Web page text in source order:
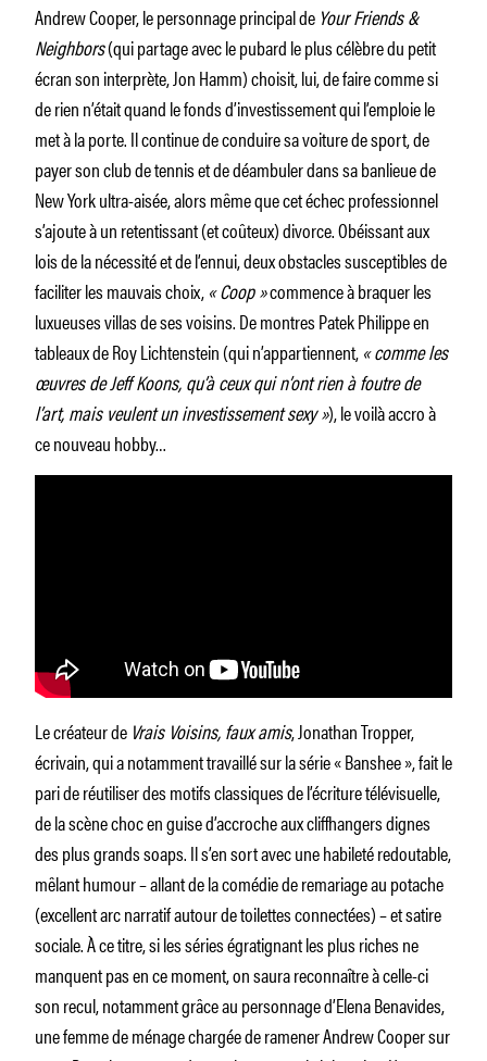
Andrew Cooper, le personnage principal de Your Friends &
Neighbors(qui partage avec le pubard le plus célèbre du petit
écran son interprète, Jon Hamm) choisit, lui, de faire comme si
de rien n’était quand le fonds d’investissement qui l’emploie le
met à la porte. Il continue de conduire sa voiture de sport, de
payer son club de tennis et de déambuler dans sa banlieue de
New York ultra-aisée, alors même que cet échec professionnel
s’ajoute à un retentissant (et coûteux) divorce. Obéissant aux
lois de la nécessité et de l’ennui, deux obstacles susceptibles de
faciliter les mauvais choix,« Coop »commence à braquer les
luxueuses villas de ses voisins. De montres Patek Philippe en
tableaux de Roy Lichtenstein (qui n’appartiennent,« comme les
œuvres de Jeff Koons, qu’à ceux qui n’ont rien à foutre de
l’art, mais veulent un investissement sexy »), le voilà accro à
ce nouveau hobby…
Le créateur de Vrais Voisins, faux amis, Jonathan Tropper,
écrivain, qui a notamment travaillé sur la série « Banshee », fait le
pari de réutiliser des motifs classiques de l’écriture télévisuelle,
de la scène choc en guise d’accroche aux cliffhangers dignes
des plus grands soaps. Il s’en sort avec une habileté redoutable,
mêlant humour – allant de la comédie de remariage au potache
(excellent arc narratif autour de toilettes connectées) – et satire
sociale. À ce titre, si les séries égratignant les plus riches ne
manquent pas en ce moment, on saura reconnaître à celle-ci
son recul, notamment grâce au personnage d’Elena Benavides,
une femme de ménage chargée de ramener Andrew Cooper sur